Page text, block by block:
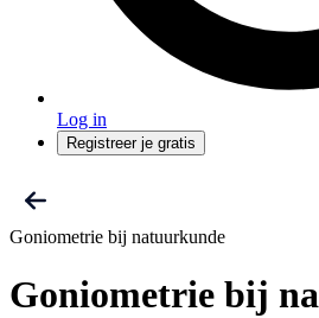
Log in
Registreer je gratis
Goniometrie bij natuurkunde
Goniometrie bij